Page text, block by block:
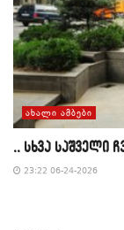
ᲐᲮᲐᲚᲘ ᲐᲛᲑᲔᲑᲘ
,, სხვა საშველი
23:22 06-24-2026